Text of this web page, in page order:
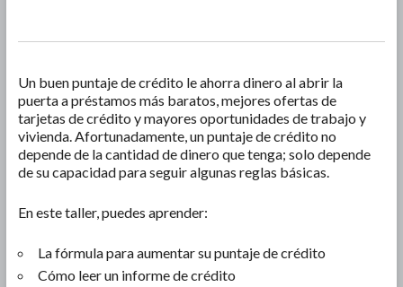
Un buen puntaje de crédito le ahorra dinero al abrir la
puerta a préstamos más baratos, mejores ofertas de
tarjetas de crédito y mayores oportunidades de trabajo y
vivienda. Afortunadamente, un puntaje de crédito no
depende de la cantidad de dinero que tenga; solo depende
de su capacidad para seguir algunas reglas básicas.
En este taller, puedes aprender:
La fórmula para aumentar su puntaje de crédito
Cómo leer un informe de crédito